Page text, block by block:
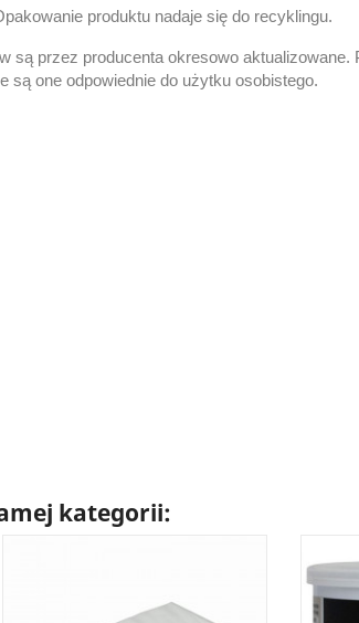
produktu nadaje się do recyklingu.
są przez producenta okresowo
są one odpowiednie do użytku osobistego.
kategorii: